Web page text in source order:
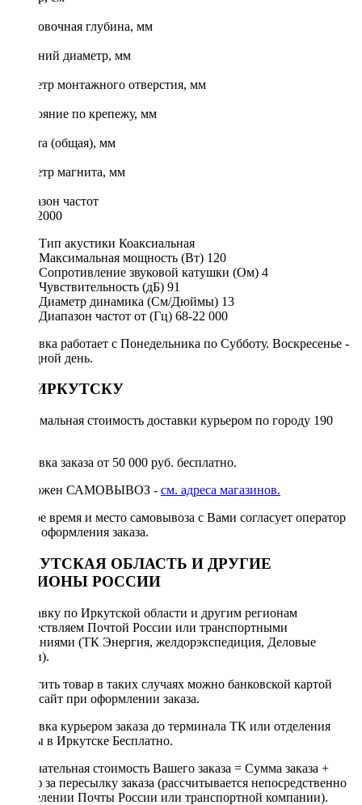
Установочная глубина, мм
Внешний диаметр, мм
Диаметр монтажного отверстия, мм
Расстояние по крепежу, мм
Высота (общая), мм
Диаметр магнита, мм
Диапазон частот
68 - 22000
Тип акустики Коаксиальная
Максимальная мощность (Вт) 120
Сопротивление звуковой катушки (Ом) 4
Чувствительность (дБ) 91
Диаметр динамика (См/Дюймы) 13
Диапазон частот от (Гц) 68-22 000
Доставка работает с Понедельника по Субботу. Воскресенье -
выходной день.
ПО ИРКУТСКУ
Минимальная стоимость доставки курьером по городу 190
Доставка заказа от 50 000 руб. бесплатно.
Возможен САМОВЫВОЗ - см. адреса магазинов.
Точное время и место самовывоза с Вами согласует оператор
после оформления заказа.
ИРКУТСКАЯ ОБЛАСТЬ И ДРУГИЕ
РЕГИОНЫ РОССИИ
Отправку по Иркутской области и другим регионам
осуществляем Почтой России или транспортными
компаниями (ТК Энергия, желдорэкспедиция, Деловые
линии).
Оплатить товар в таких случаях можно банковской картой
через сайт при оформлении заказа.
Доставка курьером заказа до терминала ТК или отделения
Почты в Иркутске Бесплатно.
Окончательная стоимость Вашего заказа = Сумма заказа +
Тариф за пересылку заказа (рассчитывается непосредственно
в отделении Почты России или транспортной компании).